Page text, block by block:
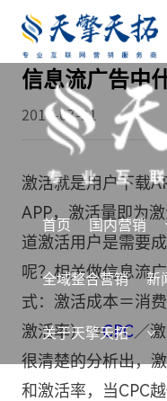
首页 国内营销
全域整合营销 新
关于天擎天拓
信息流广告中
2017-07-21
激活就是用户下载
APP，激活量即为
道激活用户是需要
呢？相关做信息流
式：激活成本＝消
激活率）＝CPC／
很清楚的分析出，
和激活率，当CPC